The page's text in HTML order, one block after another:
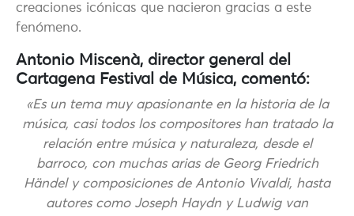
creaciones icónicas que nacieron gracias a este
fenómeno.
Antonio Miscenà, director general del
Cartagena Festival de Música, comentó:
«Es un tema muy apasionante en la historia de la
música, casi todos los compositores han tratado la
relación entre música y naturaleza, desde el
barroco, con muchas arias de Georg Friedrich
Händel y composiciones de Antonio Vivaldi, hasta
autores como Joseph Haydn y Ludwig van